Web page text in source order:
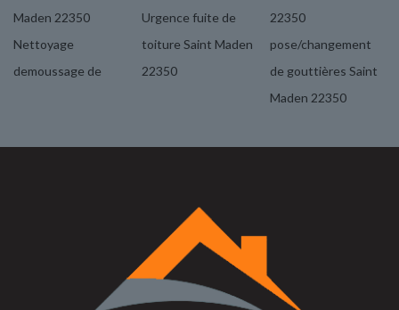
Maden 22350
Nettoyage
demoussage de
Urgence fuite de
toiture Saint Maden
22350
22350
pose/changement
de gouttières Saint
Maden 22350